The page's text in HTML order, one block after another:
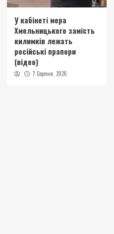
У кабінеті мера
Хмельницького замість
килимків лежать
російські прапори
(відео)
7 Серпня, 2026